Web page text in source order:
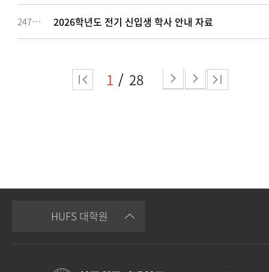
247479 2026학년도 전기 신입생 학사 안내 자료
1 28
HUFS 대학원